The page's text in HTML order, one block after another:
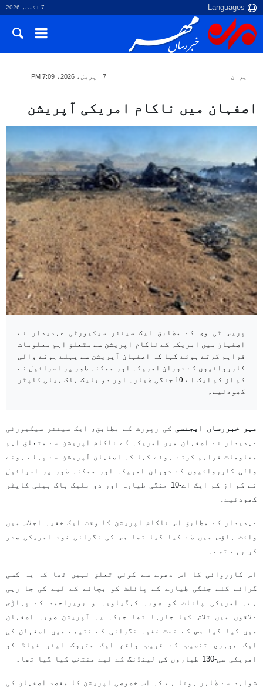
7 اگست، 2026
ایران 7 اپریل، 2026، 7:09 PM
اصفہان میں ناکام امریکی آپریشن
پریس ٹی وی کے مطابق ایک سینئر سیکیورٹی عہدیدار نے
اصفہان میں امریکہ کے ناکام آپریشن سے متعلق اہم معلومات
فراہم کرتے ہوئے کہا کہ اصفہان آپریشن سے پہلے ہونے والی
کارروائیوں کے دوران امریکہ اور ممکنہ طور پر اسرائیل نے
کم از کم ایک اے-10 جنگی طیارہ اور دو بلیک ہاک ہیلی کاپٹر
کھودئیے۔
مہر خبررساں ایجنسی کی رپورٹ کے مطابق، ایک سینئر سیکیورٹی
عہدیدار نے اصفہان میں امریکہ کے ناکام آپریشن سے متعلق اہم
معلومات فراہم کرتے ہوئے کہا کہ اصفہان آپریشن سے پہلے ہونے
والی کارروائیوں کے دوران امریکہ اور ممکنہ طور پر اسرائیل
نے کم از کم ایک اے-10 جنگی طیارہ اور دو بلیک ہاک ہیلی کاپٹر
کھودئیے۔
عہدیدار کے مطابق اس ناکام آپریشن کا وقت ایک خفیہ اجلاس میں
وائٹ ہاؤس میں طے کیا گیا تھا جس کی نگرانی خود امریکی صدر
کر رہے تھے۔
اس کارروائی کا اس دعوے سے کوئی تعلق نہیں تھا کہ یہ کسی
گرائے گئے جنگی طیارے کے پائلٹ کو بچانے کے لیے کی جا رہی
ہے۔ امریکی پائلٹ کو صوبہ کہگیلویہ و بویراحمد کے پہاڑی
علاقوں میں تلاش کیا جارہا تھا جبکہ یہ آپریشن صوبہ اصفہان
میں کیا گیا جس کے تحت خفیہ نگرانی کے نتیجے میں اصفہان کی
ایک جوہری تنصیب کے قریب واقع ایک متروک ایئر فیلڈ کو
امریکی سی-130 طیاروں کی لینڈنگ کے لیے منتخب کیا گیا تھا۔
شواہد سے ظاہر ہوتا ہے کہ اس خصوصی آپریشن کا مقصد اصفہان کی